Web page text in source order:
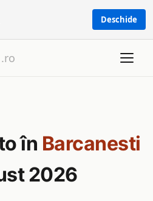
Deschide
în Barcanesti
2026